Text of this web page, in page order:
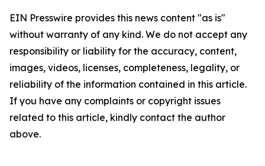
EIN Presswire provides this news content "as is"
without warranty of any kind. We do not accept any
responsibility or liability for the accuracy, content,
images, videos, licenses, completeness, legality, or
reliability of the information contained in this article.
If you have any complaints or copyright issues
related to this article, kindly contact the author
above.